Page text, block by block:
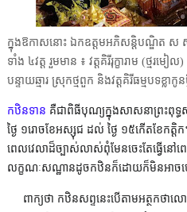
ក្នុងឱកាសនោះ ឯកឧត្តមអភិសន្តិបណ្ឌិត ស សុ
ទាំង ៤វត្ត រួមមាន ៖ វត្តគិរីរុក្ខារាម (ថ្មរម
បន្ទាយឆ្មារ ស្រុកថ្មពួក និងវត្តគិរីធម្មបទខ្
កឋិនទាន គឺជាពិធីបុណ្យក្នុងសាសនាព្រះពុទ្
ថ្ងៃ ១រោចខែអស្សុជ ដល់ ថ្ងៃ ១៥កើតខែកត្
ពេលវេលាដ៏ច្បាស់លាស់ពុំមែនចេះតែធ្វើន
លក្ខណៈសណ្ឋានដូចកឋិនក៏ដោយក៏មិនអាចហៅ
ពាក្យថា កឋិនសព្ទនេះបើតាមអត្ថកថា